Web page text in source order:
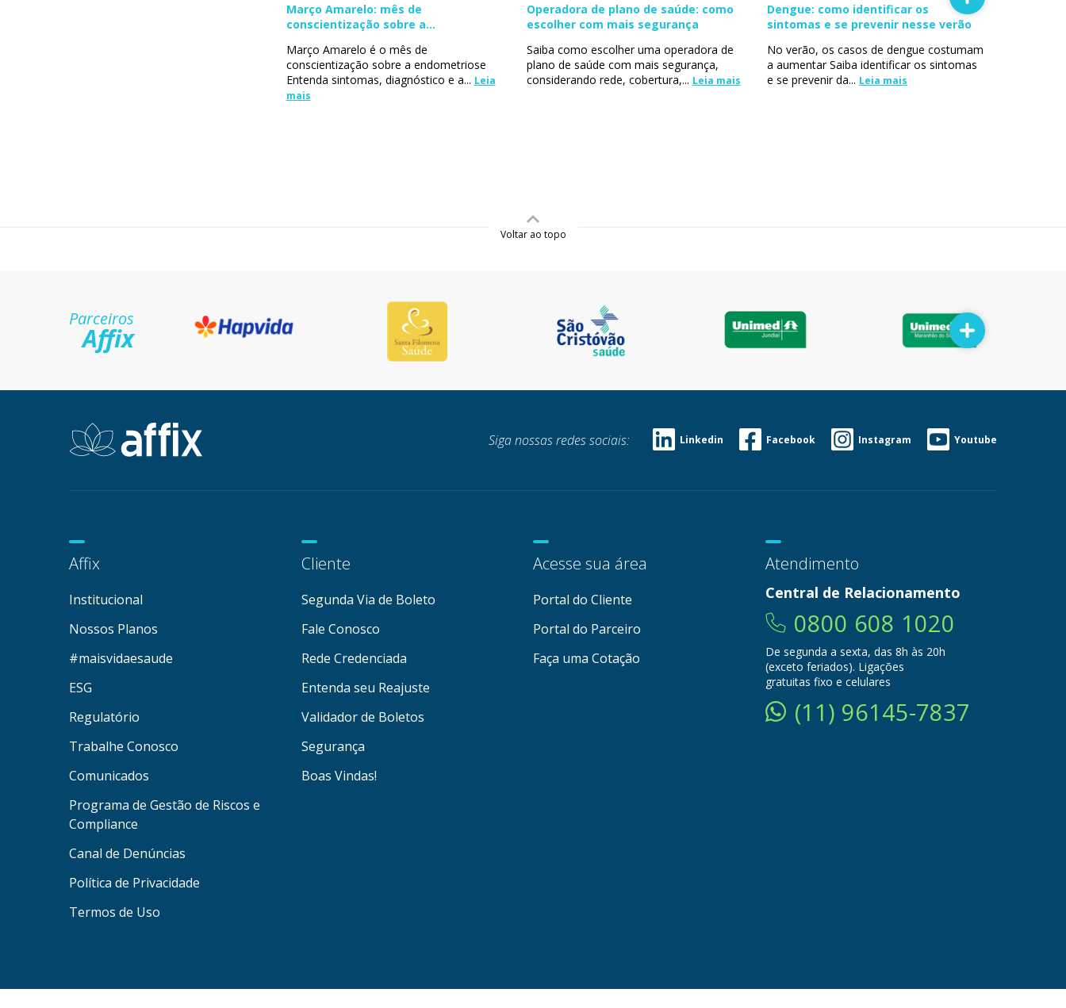
Março Amarelo: mês de
conscientização sobre a
Março Amarelo é o mês de
conscientização sobre a endometriose
Entenda sintomas, diagnóstico e a... Leia
mais
Operadora de plano de saúde: como
escolher com mais segurança
Saiba como escolher uma operadora de
plano de saúde com mais segurança,
considerando rede, cobertura,... Leia mais
Dengue: como identificar os
sintomas e se prevenir nesse verão
No verão, os casos de dengue costumam
a aumentar Saiba identificar os sintomas
e se prevenir da... Leia mais
Voltar ao topo
Parceiros
Affix
Siga nossas redes sociais: Linkedin Facebook Instagram Youtube
Affix
Institucional
Nossos Planos
#maisvidaesaude
ESG
Regulatório
Trabalhe Conosco
Comunicados
Programa de Gestão de Riscos e
Compliance
Canal de Denúncias
Política de Privacidade
Termos de Uso
Cliente
Segunda Via de Boleto
Fale Conosco
Rede Credenciada
Entenda seu Reajuste
Validador de Boletos
Segurança
Boas Vindas!
Acesse sua área
Portal do Cliente
Portal do Parceiro
Faça uma Cotação
Atendimento
Central de Relacionamento
0800 608 1020
De segunda a sexta, das 8h às 20h
(exceto feriados). Ligações
gratuitas fixo e celulares
(11) 96145-7837